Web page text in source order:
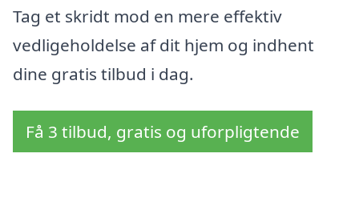
Tag et skridt mod en mere effektiv
vedligeholdelse af dit hjem og indhent
dine gratis tilbud i dag.
Få 3 tilbud, gratis og uforpligtende